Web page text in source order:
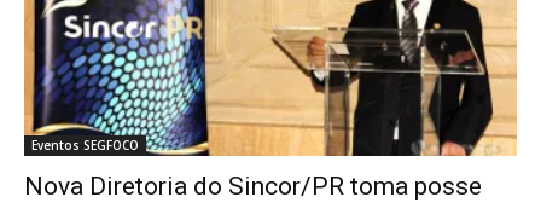
Eventos SEGFOCO
Nova Diretoria do Sincor/PR toma posse